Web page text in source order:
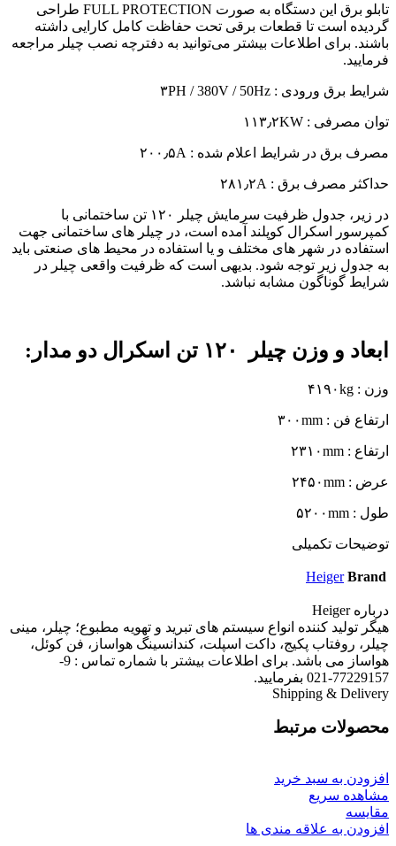
تابلو برق این دستگاه به صورت FULL PROTECTION طراحی
گردیده است تا قطعات برقی تحت حفاظت کامل کارایی داشته
باشند. برای اطلاعات بیشتر می‌توانید به دفترچه نصب چیلر مراجعه
فرمایید.
شرایط برق ورودی : ۳PH / 380V / 50Hz
توان مصرفی : ۱۱۳٫۲KW
مصرف برق در شرایط اعلام شده : ۲۰۰٫۵A
حداکثر مصرف برق : ۲۸۱٫۲A
در زیر، جدول ظرفیت سرمایش چیلر ۱۲۰ تن ساختمانی با
کمپرسور اسکرال کوپلند آمده است، در چیلر های ساختمانی جهت
استفاده در شهر های مختلف و یا استفاده در محیط های صنعتی باید
به جدول زیر توجه شود. بدیهی است که ظرفیت واقعی چیلر در
شرایط گوناگون مشابه نباشد.
ابعاد و وزن چیلر ۱۲۰ تن اسکرال دو مدار:
وزن : ۴۱۹۰kg
ارتفاع فن : ۳۰۰mm
ارتفاع : ۲۳۱۰mm
عرض : ۲۴۵۰mm
طول : ۵۲۰۰mm
توضیحات تکمیلی
Brand
Heiger
درباره Heiger
هیگر تولید کننده انواع سیستم های تبرید و تهویه مطبوع؛ چیلر، مینی
چیلر، روفتاب پکیج، داکت اسپلت، کندانسینگ هواساز، فن کوئل،
هواساز می باشد. برای اطلاعات بیشتر با شماره تماس : 9-
77229157-021 بفرمایید.
Shipping & Delivery
محصولات مرتبط
افزودن به سبد خرید
مشاهده سریع
مقایسه
افزودن به علاقه مندی ها